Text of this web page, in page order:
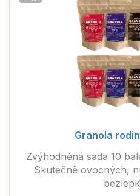
Granola
Zvýhodněná sada 10
Skutečně ovocných,